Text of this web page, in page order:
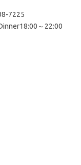
7225
～22:00